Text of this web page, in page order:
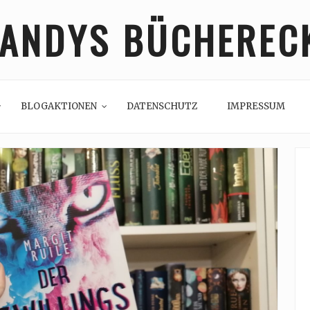
BLOGAKTIONEN DATENSCHUTZ IMPRESSUM